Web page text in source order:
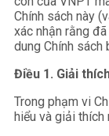
Chính sách này
xác nhận rằng
dung Chính sách
Điều 1. Giải
Trong phạm vi
hiểu và giải thích